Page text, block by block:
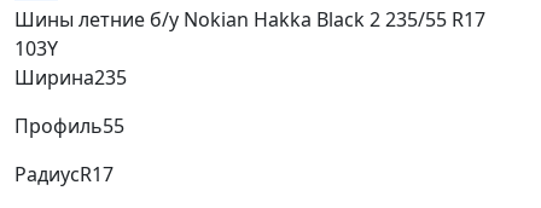
Шины летние б/у Nokian Hakka Black 2 235/55 R17
103Y
Ширина235
Профиль55
РадиусR17